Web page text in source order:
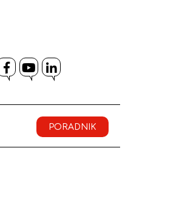
Facebook
YouTube
LinkedIn
PORADNIK